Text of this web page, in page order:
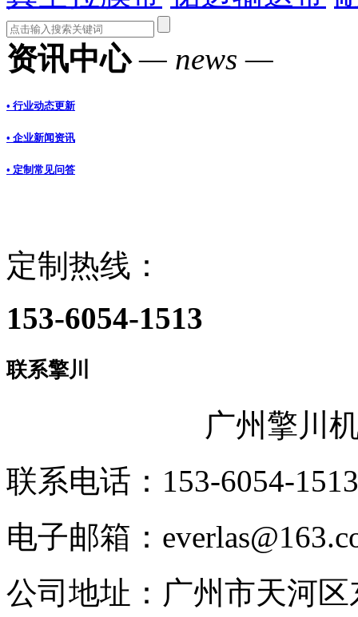
资讯中心— news —
• 行业动态更新
• 企业新闻资讯
• 定制常见问答
定制热线：
153-6054-1513
联系擎川
广州擎川
联系电话：153-6054-1513
电子邮箱：
公司地址：广州市天河